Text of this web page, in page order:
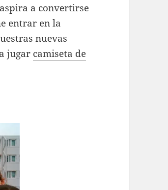
a convertirse
entrar en la
nuevas
jugar camiseta de